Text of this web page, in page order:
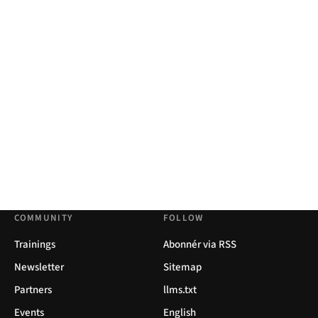
COMMUNITY
Trainings
Newsletter
Partners
Events
FOLLOW
Abonnér via RSS
Sitemap
llms.txt
English